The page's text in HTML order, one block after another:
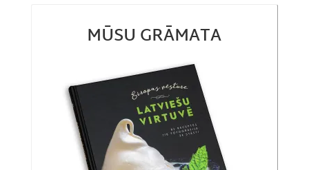
MŪSU GRĀMATA